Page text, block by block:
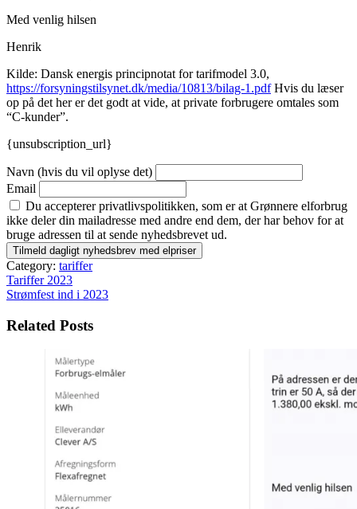
Med venlig hilsen
Henrik
Kilde: Dansk energis principnotat for tarifmodel 3.0,
https://forsyningstilsynet.dk/media/10813/bilag-1.pdfHvis du læser
op på det her er det godt at vide, at private forbrugere omtales som
“C-kunder”.
{unsubscription_url}
Navn (hvis du vil oplyse det)
Email
Du accepterer privatlivspolitikken, som er at Grønnere elforbrug
ikke deler din mailadresse med andre end dem, der har behov for at
bruge adressen til at sende nyhedsbrevet ud.
Category: tariffer
Indlægsnavigation
Tariffer 2023
Strømfest ind i 2023
Related Posts